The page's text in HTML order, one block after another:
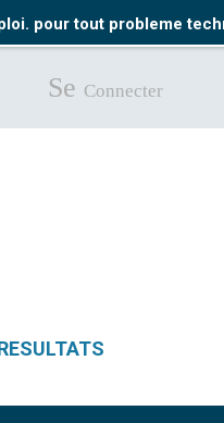
pour tout probleme
Se Connecter